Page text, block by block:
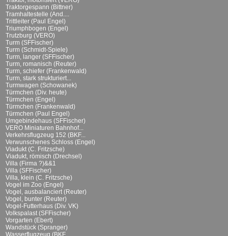
Traktorgespann (Bittner)
Tramhaltestelle (And....
Trittleiter (Paul Engel)
Triumphbogen (Engel)
Trutzburg (VERO)
Turm (SFFischer)
Turm (Schmidt-Spiele)
Turm, langer (SFFischer)
Turm, romanisch (Reuter)
Turm, schiefer (Frankenwald)
Turm, stark strukturiert...
Turmwagen (Schowanek)
Türmchen (Div. heute)
Türmchen (Engel)
Türmchen (Frankenwald)
Türmchen (Paul Engel)
Umgebindehaus (SFFischer)
VERO Miniaturen Bahnhof...
Verkehrsflugzeug 152 (BKF...
Verwunschenes Schloss (Engel)
Viadukt (C. Fritzsche)
Viadukt, römisch (Drechsel)
Villa (Firma ?)&&1
Villa (SFFischer)
Villa, klein (C. Fritzsche)
Vogel im Zoo (Engel)
Vogel, ausbalanciert (Reuter)
Vogel, bunter (Reuter)
Vogel-Futterhaus (Div. VK)
Volkspalast (SFFischer)
Vorgarten (Ebert)
Wandstück (Spranger)
Wasserflugzeug (BKF